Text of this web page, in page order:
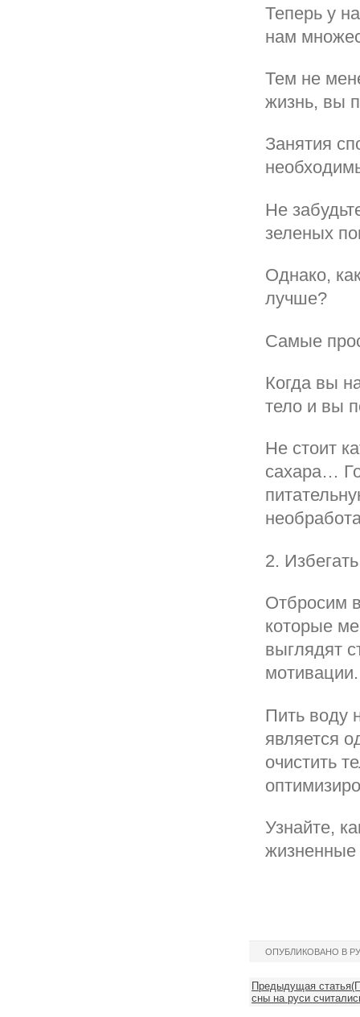
Теперь у
нам
Тем не
жизнь, вы
Занятия
Не
зеленых
Однако,
лучше?
Самые
Когда вы
тело и вы
Не стоит
сахара…
2.
Отбросим
которые
выглядят
мотивации.
Пить воду
является
очистить
Узнайте,
жизненные
ОПУБЛИКОВАНО В
Предыдущая
сны на руси